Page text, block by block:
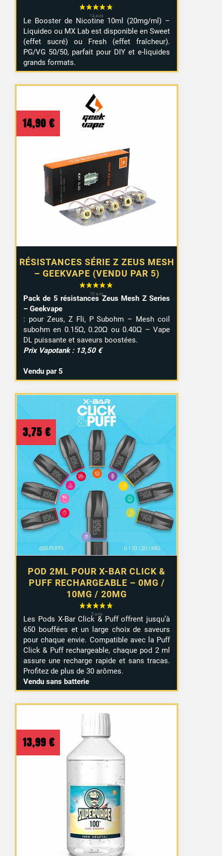
Le Booster de Nicotine 10ml (20mg/ml) –
Liquideo ou MX Lab est disponible en Sweet
(effet sucré) ou Fresh (effet fraîcheur).
PG/VG 50/50, parfait pour DIY et e-liquides
grands formats.
RÉSISTANCES SÉRIE Z ZEUS MESH
– GEEKVAPE (VENDU PAR 5)
14,90 €
Pack de 5 résistances Zeus Mesh Z Series
– Geekvape
: pour Zeus, Z Fli, P Subohm – Mesh coil
subohm en 0.15Ω, 0.20Ω ou 0.40Ω – Vape
DL puissante et saveurs boostées.
Prix Vapotank : 13,50 €
Vendu par 5
POD 2ML POUR X-BAR CLICK &
PUFF RECHARGEABLE – 0MG /
10MG / 20MG
3,75 €
Les Pods X-Bar Click & Puff offrent jusqu’à
650 bouffées et un large choix de saveurs
pour chaque envie. Compatible avec la Puff
Click & Puff rechargeable, chaque pod 2 ml
assure une recharge rapide et sans tracas.
Profitez de plus de 30 arômes.
Vendu sans batterie
13,99 €